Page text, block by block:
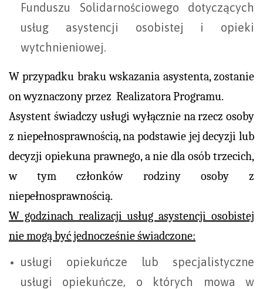
Funduszu Solidarnościowego dotyczących
usług asystencji osobistej i opieki
wytchnieniowej.
W przypadku braku wskazania asystenta, zostanie
on wyznaczony przez Realizatora Programu.
Asystent świadczy usługi wyłącznie na rzecz osoby
z niepełnosprawnością, na podstawie jej decyzji lub
decyzji opiekuna prawnego, a nie dla osób trzecich,
w tym członków rodziny osoby z
niepełnosprawnością.
W godzinach realizacji usług asystencji osobistej
nie mogą być jednocześnie świadczone:
usługi opiekuńcze lub specjalistyczne
usługi opiekuńcze, o których mowa w